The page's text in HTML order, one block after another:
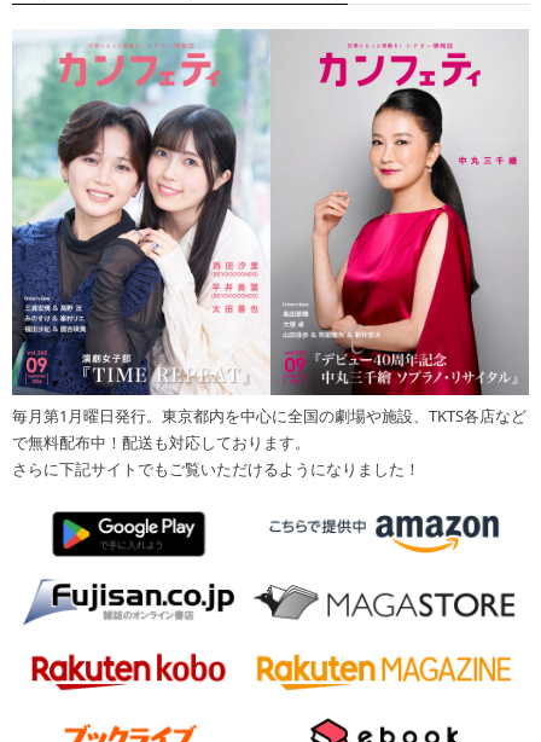
毎月第1月曜日発行。東京都内を中心に全国の劇場や施設、TKTS各店など
で無料配布中！配送も対応しております。
さらに下記サイトでもご覧いただけるようになりました！